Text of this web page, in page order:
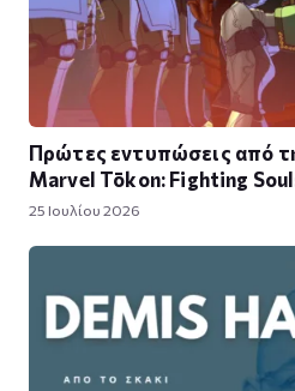
Πρώτες εντυπώσεις από
Marvel Tōkon: Fighting
25 Ιουλίου 2026